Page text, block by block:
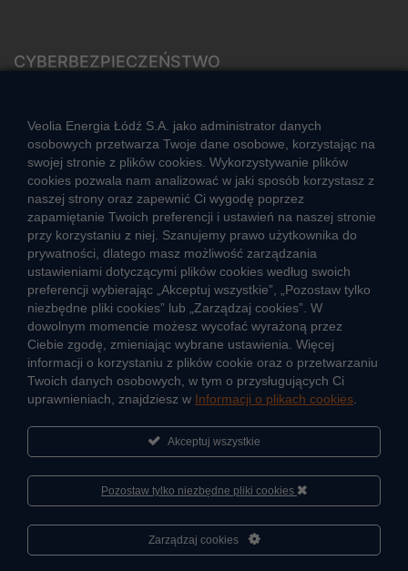
CYBERBEZPIECZEŃSTWO
CIEPŁO SYSTEMOWE
Zalety ciepła systemowego
Ciepło przez cały rok
Usługi okołociepłownicze
Informacje ciepła systemowego
JAK POWSTAJE CIEPŁO
ŹRÓDŁA CIEPŁA
Mapa sieci ciepłowniczej
KIERUNKI ROZWOJU SIECI CIEPŁOWNICZEJ
CO TO JEST KOGENERACJA
Veolia Energia Łódź S.A. jako administrator danych
osobowych przetwarza Twoje dane osobowe, korzystając na
swojej stronie z plików cookies. Wykorzystywanie plików
cookies pozwala nam analizować w jaki sposób korzystasz z
naszej strony oraz zapewnić Ci wygodę poprzez
zapamiętanie Twoich preferencji i ustawień na naszej stronie
przy korzystaniu z niej. Szanujemy prawo użytkownika do
prywatności, dlatego masz możliwość zarządzania
ustawieniami dotyczącymi plików cookies według swoich
preferencji wybierając „Akceptuj wszystkie”, „Pozostaw tylko
niezbędne pliki cookies” lub „Zarządzaj cookies”. W
dowolnym momencie możesz wycofać wyrażoną przez
Ciebie zgodę, zmieniając wybrane ustawienia. Więcej
informacji o korzystaniu z plików cookie oraz o przetwarzaniu
Twoich danych osobowych, w tym o przysługujących Ci
uprawnieniach, znajdziesz w Informacji o plikach cookies
Akceptuj wszystkie
Pozostaw tylko niezbędne pliki cookies
Zarządzaj cookiesCześć, porozmawiaj ze mną